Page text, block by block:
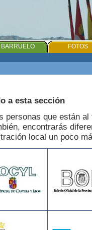
BARRUELO FOTOS
a esta sección
personas que están al
encontrarás
local un poco